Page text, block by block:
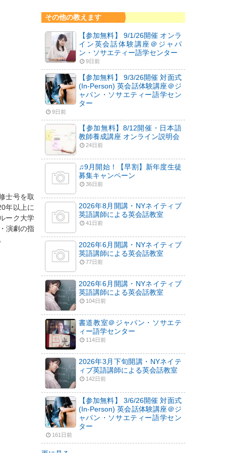
士号を取
年以上に
ーク大学
演劇の指
その他の教えます
【参加無料】 9/1/26開催 オンラ
イン英会話体験講座＠ジャパ
ン・ソサエティー語学センター
9日前
【参加無料】 9/3/26開催 対面式
(In-Person) 英会話体験講座＠ジ
ャパン・ソサエティー語学セン
ター
9日前
【参加無料】8/12開催・日本語
教師養成講座 オンライン説明会
24日前
♫9月開始！【早割】新年度生徒
募集キャンペーン
36日前
2026年8月開講・NYネイティブ
英語講師による英会話教室
41日前
2026年6月開講・NYネイティブ
英語講師による英会話教室
77日前
2026年6月開講・NYネイティブ
英語講師による英会話教室
104日前
書道教室＠ジャパン・ソサエテ
ィー語学センター
114日前
2026年3月下旬開講・NYネイテ
ィブ英語講師による英会話教室
142日前
【参加無料】 3/6/26開催 対面式
(In-Person) 英会話体験講座＠ジ
ャパン・ソサエティー語学セン
ター
161日前